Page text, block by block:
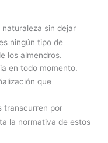
sin dejar
ningún tipo de
los almendros.
en todo momento.
que
transcurren por
la normativa de estos